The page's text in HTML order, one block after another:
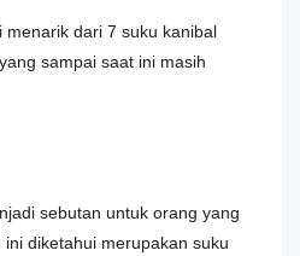
menarik dari 7 suku kanibal
sampai saat ini masih
sebutan untuk orang yang
diketahui merupakan suku